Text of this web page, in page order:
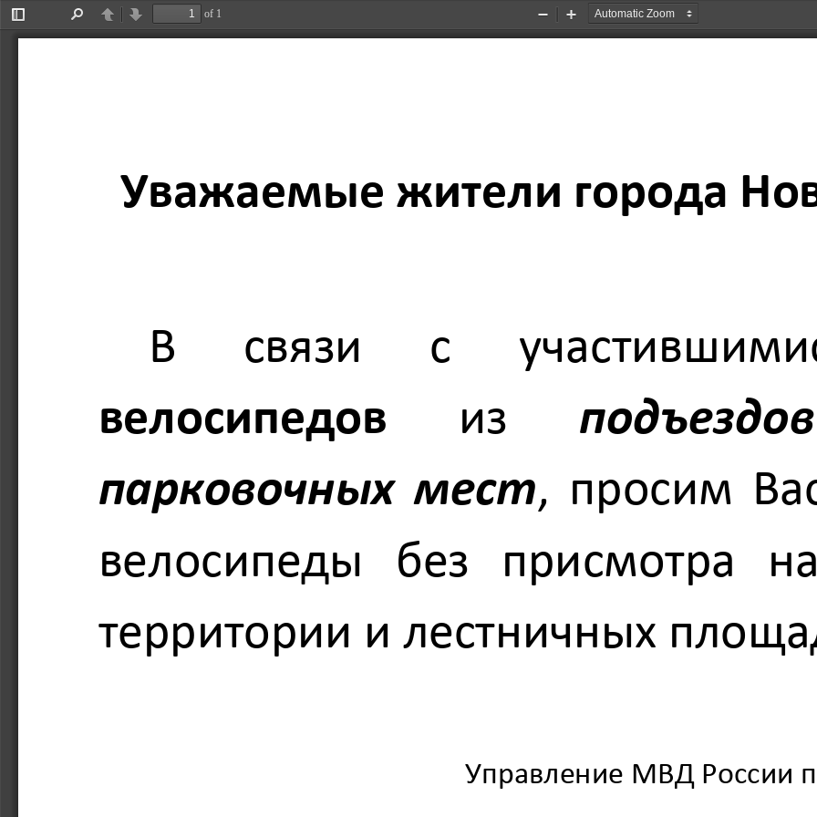
Toggle
Sidebar
PreviousNext
of 1
Zoom
Out
Zoom
In
Уважаемые жители города
В   связи   с
велосипедов
   из
парковочных  мест, просим
велосипеды  без  присмотра
территории и лестничных
Управление МВД России